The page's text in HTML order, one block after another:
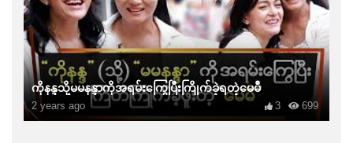
ကိုနန္ဒသို့မမနန္ဒာကိုအရမ်းကြွေပြီးကြိုက်ခဲ့ရတဲ့မေမီ
2 years ago 699
3